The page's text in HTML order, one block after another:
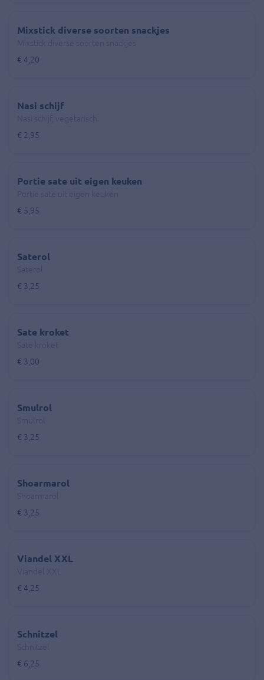
Mixstick diverse soorten snackjes
€ 4,20
Nasi schijf
€ 2,95
Portie sate uit eigen keuken
€ 5,95
Saterol
€ 3,25
Sate kroket
€ 3,00
Smulrol
€ 3,25
Shoarmarol
€ 3,25
Viandel XXL
€ 4,25
Schnitzel
€ 6,25